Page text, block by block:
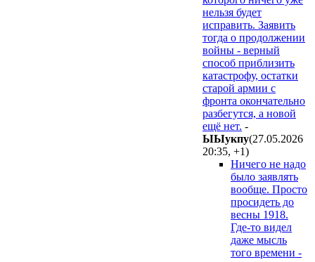
нельзя будет
исправить. Заявить
тогда о продолжении
войны - верный
способ приблизить
катастрофу, остатки
старой армии с
фронта окончательно
разбегутся, а новой
ещё нет. -
ЫЫyкпy(27.05.2026
20:35, +1)
Ничего не надо
было заявлять
вообще. Просто
просидеть до
весны 1918.
Где-то видел
даже мысль
того времени -